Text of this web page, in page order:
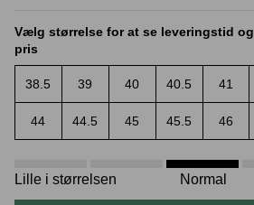
Andre brands
Crease protectors Skotræ
Vælg størrelse for at se leveringstid og
pris
38.5 39 40 40.5 41
44 44.5 45 45.5 46
Lille i størrelsen Normal